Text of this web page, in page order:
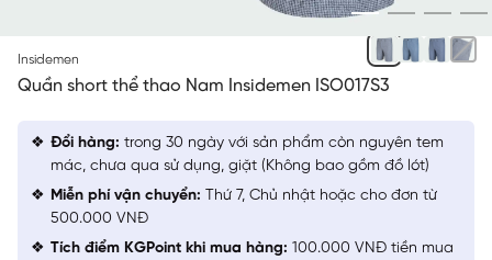
Insidemen
Quần short thể thao Nam Insidemen ISO017S3
Đổi hàng: trong 30 ngày với sản phẩm còn nguyên tem
mác, chưa qua sử dụng, giặt (Không bao gồm đồ lót)
Miễn phí vận chuyển: Thứ 7, Chủ nhật hoặc cho đơn từ
500.000 VNĐ
Tích điểm KGPoint khi mua hàng: 100.000 VNĐ tiền mua